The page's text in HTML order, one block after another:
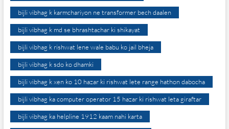
bijli vibhag k karmchariyon ne transformer bech daalen
bijli vibhag k md se bhrashtachar ki shikayat
bijli vibhag k rishwat lene wale babu ko jail bheja
bijli vibhag k sdo ko dhamki
bijli vibhag k xen ko 10 hazar ki rishwat lete range hathon dabocha
bijli vibhag ka computer operator 15 hazar ki rishwat leta giraftar
bijli vibhag ka helpline 1912 kaam nahi karta